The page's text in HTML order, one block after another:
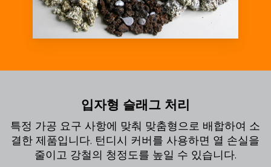
입자형 슬래그 처리
특정 가공 요구 사항에 맞춰 맞춤형으로 배합하여 소
결한 제품입니다. 턴디시 커버를 사용하면 열 손실을
줄이고 강철의 청정도를 높일 수 있습니다.